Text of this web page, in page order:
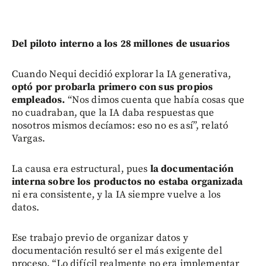
Del piloto interno a los 28 millones de usuarios
Cuando Nequi decidió explorar la IA generativa,
optó por probarla primero con sus propios
empleados. “Nos dimos cuenta que había cosas que
no cuadraban, que la IA daba respuestas que
nosotros mismos decíamos: eso no es así”, relató
Vargas.
La causa era estructural, pues la documentación
interna sobre los productos no estaba organizada
ni era consistente, y la IA siempre vuelve a los
datos.
Ese trabajo previo de organizar datos y
documentación resultó ser el más exigente del